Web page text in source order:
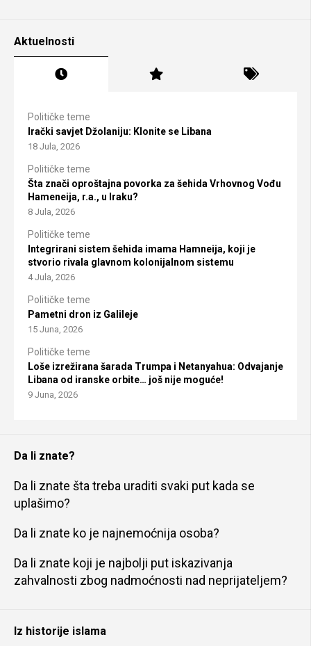
Aktuelnosti
Političke teme
Irački savjet Džolaniju: Klonite se Libana
18 Jula, 2026
Političke teme
Šta znači oproštajna povorka za šehida Vrhovnog Vođu
Hameneija, r.a., u Iraku?
8 Jula, 2026
Političke teme
Integrirani sistem šehida imama Hamneija, koji je
stvorio rivala glavnom kolonijalnom sistemu
4 Jula, 2026
Političke teme
Pametni dron iz Galileje
15 Juna, 2026
Političke teme
Loše izrežirana šarada Trumpa i Netanyahua: Odvajanje
Libana od iranske orbite… još nije moguće!
9 Juna, 2026
Da li znate?
Da li znate šta treba uraditi svaki put kada se
uplašimo?
Da li znate ko je najnemoćnija osoba?
Da li znate koji je najbolji put iskazivanja
zahvalnosti zbog nadmoćnosti nad neprijateljem?
Iz historije islama